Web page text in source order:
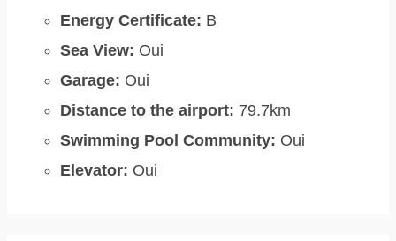
Energy Certificate: B
Sea View: Oui
Garage: Oui
Distance to the airport: 79.7km
Swimming Pool Community: Oui
Elevator: Oui